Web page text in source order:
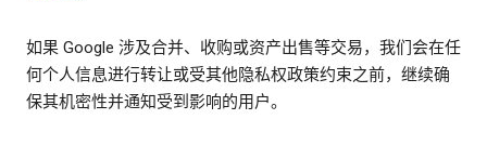
如果 Google 涉及合并、收购或资产出售等交易，我们会在任
何个人信息进行转让或受其他隐私权政策约束之前，继续确
保其机密性并通知受到影响的用户。